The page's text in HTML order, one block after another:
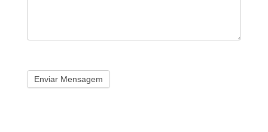
Enviar Mensagem